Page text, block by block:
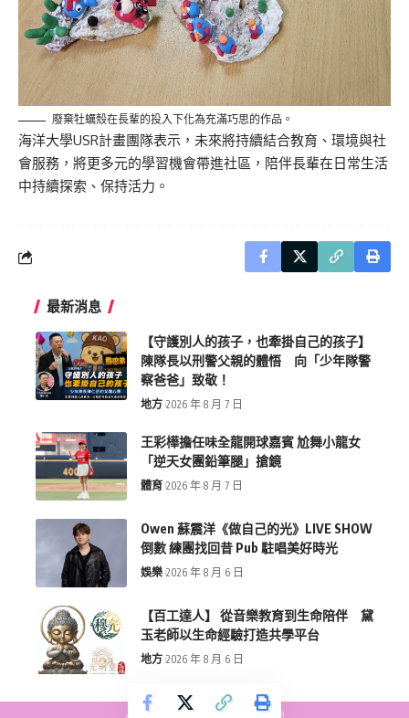
廢棄牡蠣殼在長輩的投入下化為充滿巧思的作品。
海洋大學USR計畫團隊表示，未來將持續結合教育、環境與社
會服務，將更多元的學習機會帶進社區，陪伴長輩在日常生活
中持續探索、保持活力。
最新消息
【守護別人的孩子，也牽掛自己的孩子】
陳隊長以刑警父親的體悟 向「少年隊警
察爸爸」致敬！
地方 2026 年 8 月 7 日
王彩樺擔任味全龍開球嘉賓 尬舞小龍女
「逆天女團鉛筆腿」搶鏡
體育 2026 年 8 月 7 日
Owen 蘇震洋《做自己的光》LIVE SHOW
倒數 練團找回昔 Pub 駐唱美好時光
娛樂 2026 年 8 月 6 日
【百工達人】 從音樂教育到生命陪伴 黛
玉老師以生命經驗打造共學平台
地方 2026 年 8 月 6 日